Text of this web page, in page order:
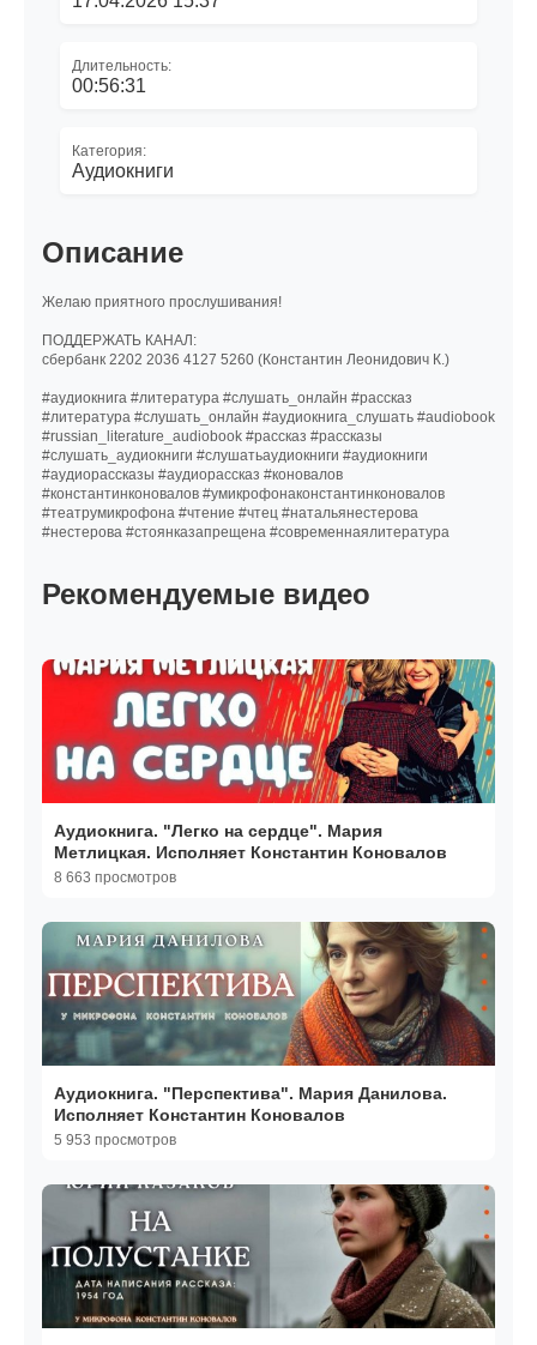
Длительность:
00:56:31
Категория:
Аудиокниги
Описание
Желаю приятного прослушивания!
ПОДДЕРЖАТЬ КАНАЛ:
сбербанк 2202 2036 4127 5260 (Константин Леонидович К.)
#аудиокнига #литература #слушать_онлайн #рассказ
#литература #слушать_онлайн #аудиокнига_слушать #audiobook
#russian_literature_audiobook #рассказ #рассказы
#слушать_аудиокниги #слушатьаудиокниги #аудиокниги
#аудиорассказы #аудиорассказ #коновалов
#константинконовалов #умикрофонаконстантинконовалов
#театрумикрофона #чтение #чтец #натальянестерова
#нестерова #стоянказапрещена #современнаялитература
Рекомендуемые видео
Аудиокнига. "Легко на сердце". Мария
Метлицкая. Исполняет Константин Коновалов
8 663 просмотров
Аудиокнига. "Перспектива". Мария Данилова.
Исполняет Константин Коновалов
5 953 просмотров